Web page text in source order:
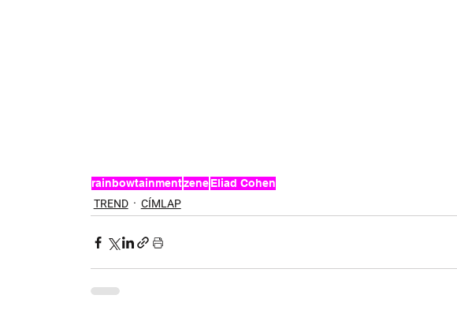
rainbowtainmentzene Eliad Cohen
TREND
CÍMLAP